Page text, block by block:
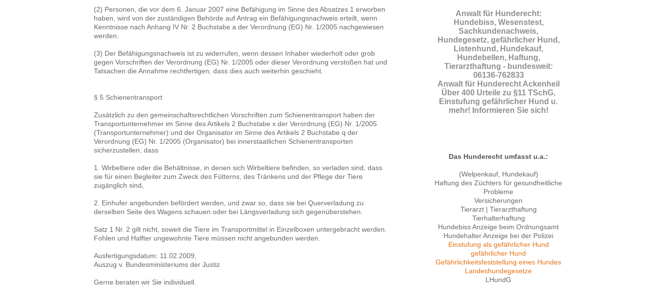
(2) Personen, die vor dem 6. Januar 2007 eine Befähigung im Sinne des Absatzes 1 erworben
haben, wird von der zuständigen Behörde auf Antrag ein Befähigungsnachweis erteilt, wenn
Kenntnisse nach Anhang IV Nr. 2 Buchstabe a der Verordnung (EG) Nr. 1/2005 nachgewiesen
werden.
(3) Der Befähigungsnachweis ist zu widerrufen, wenn dessen Inhaber wiederholt oder grob
gegen Vorschriften der Verordnung (EG) Nr. 1/2005 oder dieser Verordnung verstoßen hat und
Tatsachen die Annahme rechtfertigen, dass dies auch weiterhin geschieht.
§ 5 Schienentransport
Zusätzlich zu den gemeinschaftsrechtlichen Vorschriften zum Schienentransport haben der
Transportunternehmer im Sinne des Artikels 2 Buchstabe x der Verordnung (EG) Nr. 1/2005
(Transportunternehmer) und der Organisator im Sinne des Artikels 2 Buchstabe q der
Verordnung (EG) Nr. 1/2005 (Organisator) bei innerstaatlichen Schienentransporten
sicherzustellen, dass
1. Wirbeltiere oder die Behältnisse, in denen sich Wirbeltiere befinden, so verladen sind, dass
sie für einen Begleiter zum Zweck des Fütterns, des Tränkens und der Pflege der Tiere
zugänglich sind,
2. Einhufer angebunden befördert werden, und zwar so, dass sie bei Querverladung zu
derselben Seite des Wagens schauen oder bei Längsverladung sich gegenüberstehen.
Satz 1 Nr. 2 gilt nicht, soweit die Tiere im Transportmittel in Einzelboxen untergebracht werden.
Fohlen und Halfter ungewohnte Tiere müssen nicht angebunden werden.
Ausfertigungsdatum: 11.02.2009,
Auszug v. Bundesministeriums der Justiz
Gerne beraten wir Sie individuell.
Anwalt für Hunderecht:
Hundebiss, Wesenstest,
Sachkundenachweis,
Hundegesetz, gefährlicher Hund,
Listenhund, Hundekauf,
Hundebellen, Haftung,
Tierarzthaftung - bundesweit:
06136-762833
Anwalt für Hunderecht Ackenheil
Über 400 Urteile zu §11 TSchG,
Einstufung gefährlicher Hund u.
mehr! Informieren Sie sich!
Das Hunderecht umfasst u.a.:
(Welpenkauf, Hundekauf)
Haftung des Züchters für gesundheitliche
Probleme
Versicherungen
Tierarzt | Tierarzthaftung
Tierhalterhaftung
Hundebiss Anzeige beim Ordnungsamt
Hundehalter Anzeige bei der Polizei
Einstufung als gefährlicher Hund
gefährlicher Hund
Gefährlichkeitsfeststellung eines Hundes
Landeshundegesetze
LHundG